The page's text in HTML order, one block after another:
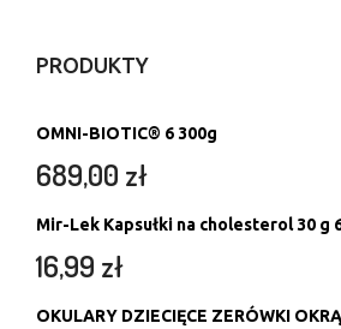
PRODUKTY
OMNI-BIOTIC® 6 300g
689,00 zł
Mir-Lek Kapsułki na cholesterol 30 g
16,99 zł
OKULARY DZIECIĘCE ZERÓWKI